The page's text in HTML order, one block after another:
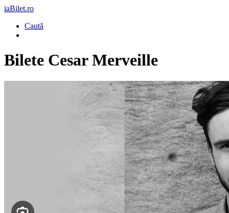
iaBilet.ro
Caută
Bilete Cesar Merveille